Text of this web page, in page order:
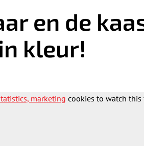
en de
kleur!
marketing cookies to watch this